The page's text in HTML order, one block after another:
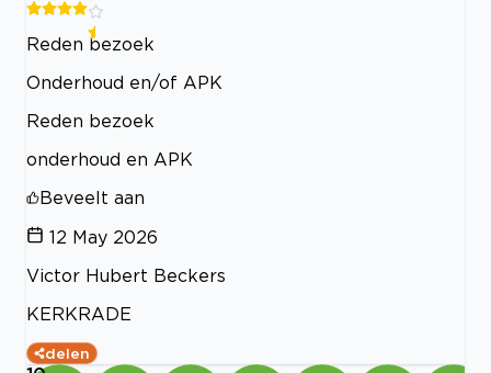
Reden bezoek
Onderhoud en/of APK
Reden bezoek
onderhoud en APK
Beveelt aan
12 May 2026
Victor Hubert Beckers
KERKRADE
delen